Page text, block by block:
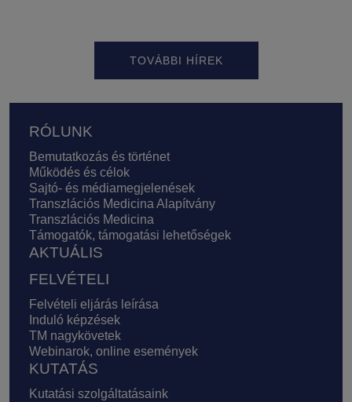
TOVÁBBI HÍREK
Lábléc
RÓLUNK
Bemutatkozás és történet
Működés és célok
Sajtó- és médiamegjelenések
Transzlációs Medicina Alapítvány
Transzlációs Medicina
Támogatók, támogatási lehetőségek
AKTUÁLIS
FELVÉTELI
Felvételi eljárás leírása
Induló képzések
TM nagykövetek
Webinarok, online események
KUTATÁS
Kutatási szolgáltatásaink